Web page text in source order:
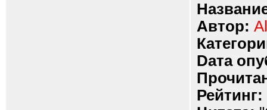
Автор:
Dата
Рейтинг: